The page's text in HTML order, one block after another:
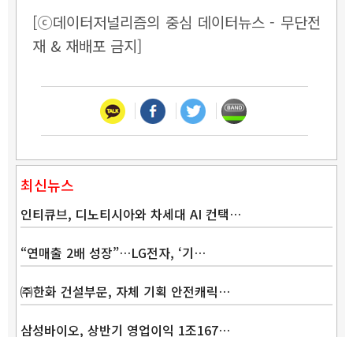
[ⓒ데이터저널리즘의 중심 데이터뉴스 - 무단전
재 & 재배포 금지]
최신뉴스
인티큐브, 디노티시아와 차세대 AI 컨택…
“연매출 2배 성장”…LG전자, ‘기…
㈜한화 건설부문, 자체 기획 안전캐릭…
삼성바이오, 상반기 영업이익 1조167…